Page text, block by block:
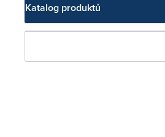
Katalog produktů